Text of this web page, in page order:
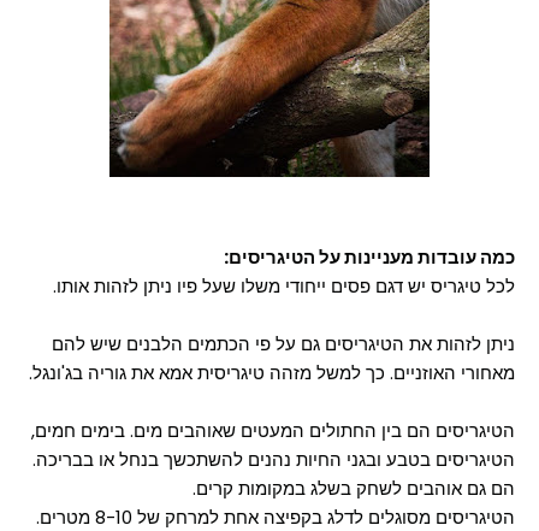
כמה עובדות מעניינות על הטיגריסים:
לכל טיגריס יש דגם פסים ייחודי משלו שעל פיו ניתן לזהות אותו.
ניתן לזהות את הטיגריסים גם על פי הכתמים הלבנים שיש להם
מאחורי האוזניים. כך למשל מזהה טיגריסית אמא את גוריה בג'ונגל.
הטיגריסים הם בין החתולים המעטים שאוהבים מים. בימים חמים,
הטיגריסים בטבע ובגני החיות נהנים להשתכשך בנחל או בבריכה.
הם גם אוהבים לשחק בשלג במקומות קרים.
הטיגריסים מסוגלים לדלג בקפיצה אחת למרחק של 8-10 מטרים.